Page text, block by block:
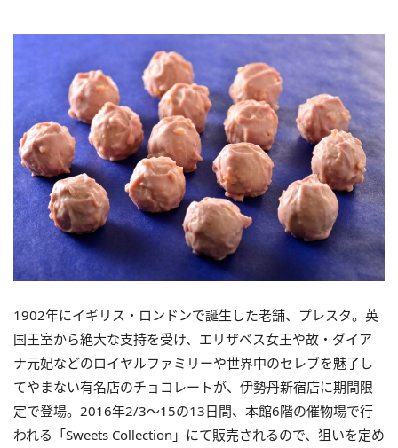
1902年にイギリス・ロンドンで誕生した老舗、プレスタ。英
国王室から絶大な支持を受け、エリザベス女王や故・ダイア
ナ元妃などのロイヤルファミリーや世界中のセレブを魅了し
てやまない有名店のチョコレートが、伊勢丹新宿店に期間限
定で登場。2016年2/3～15の13日間、本館6階の催物場で行
われる「Sweets Collection」にて販売されるので、狙いを定め